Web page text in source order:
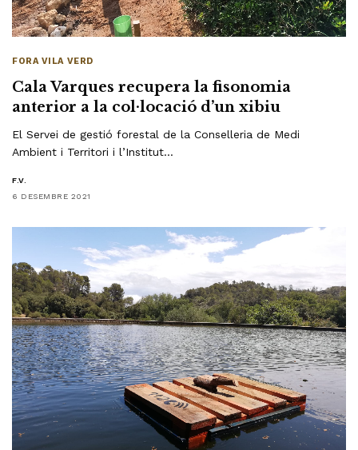
FORA VILA VERD
Cala Varques recupera la fisonomia
anterior a la col·locació d’un xibiu
El Servei de gestió forestal de la Conselleria de Medi
Ambient i Territori i l’Institut…
F.V.
6 DESEMBRE 2021